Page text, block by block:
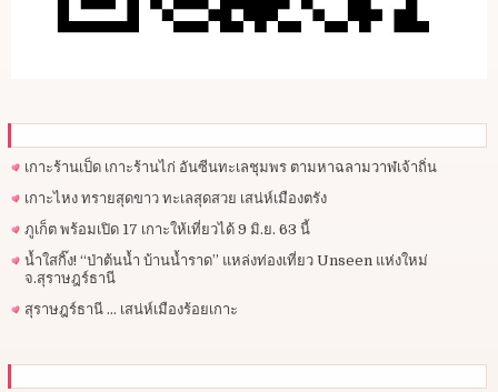
เกาะร้านเป็ด เกาะร้านไก่ อันซีนทะเลชุมพร ตามหาฉลามวาฬเจ้าถิ่น
เกาะไหง ทรายสุดขาว ทะเลสุดสวย เสน่ห์เมืองตรัง
ภูเก็ต พร้อมเปิด 17 เกาะให้เที่ยวได้ 9 มิ.ย. 63 นี้
น้ำใสกิ๊ง! “ป่าต้นน้ำ บ้านน้ำราด” แหล่งท่องเที่ยว Unseen แห่งใหม่
จ.สุราษฎร์ธานี
สุราษฎร์ธานี … เสน่ห์เมืองร้อยเกาะ